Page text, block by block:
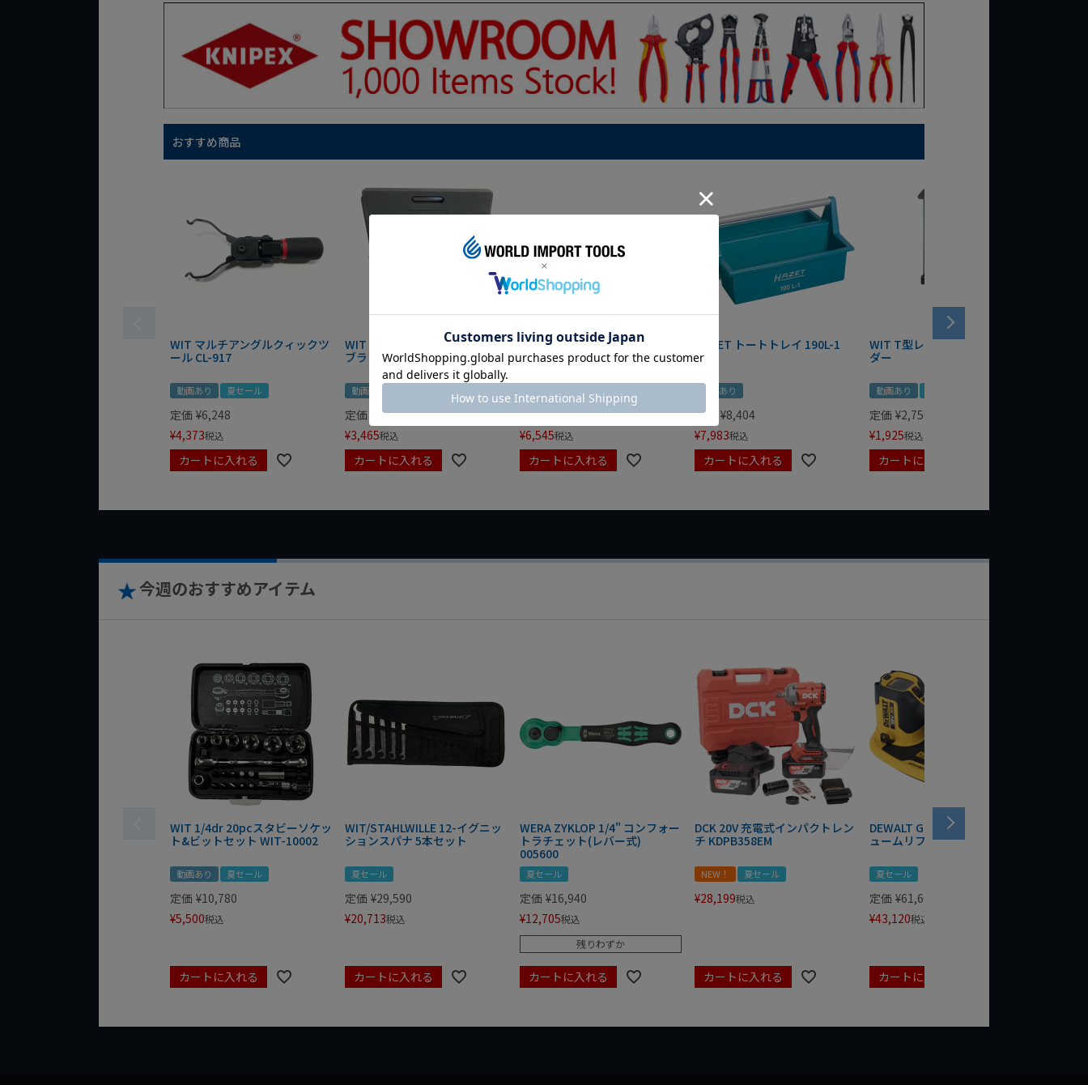
おすすめ商品
WIT マルチアングルクィックツ
ール CL-917
動画あり 夏セール
定価 ¥6,248
¥4,373税込
カートに入れる
WIT マグネットツールマット
ブラック
動画あり
定価
0
¥3,465税込
カートに入れる
クニペックス コブラ クイック
セット 8721-250 KNIPEX
定価 ¥9,350
¥6,545税込
カートに入れる
HAZET トートトレイ 190L-1
動画あり
定価 ¥8,404
¥7,983税込
カートに入れる
WIT T型レンチマグネットホル
ダー
動画あり
定価 ¥2,750
¥1,925税込
カートに入れる
今週のおすすめアイテム
WIT 1/4dr 20pcスタビーソケッ
ト&ビットセット WIT-10002
動画あり 夏セール
定価 ¥10,780
¥5,500税込
カートに入れる
WIT/STAHLWILLE 12-イグニッ
ションスパナ 5本セット
夏セール
定価 ¥29,590
¥20,713税込
カートに入れる
WERA ZYKLOP 1/4" コンフォー
トラチェット(レバー式)
005600
夏セール
定価 ¥16,940
¥12,705税込
残りわずか
カートに入れる
DCK 20V 充電式インパクトレン
チ KDPB358EM
NEW！ 夏セール
¥28,199税込
カートに入れる
DEWALT GRABO 18V電動バキ
ュームリフター DCE590N-XJ
夏セール
定価 ¥61,600
¥43,120税込
カートに入れる